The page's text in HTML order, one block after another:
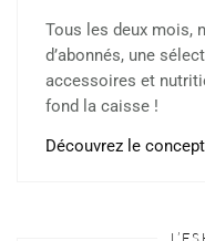
Tous les deux mois,
d’abonnés, une
accessoires et
fond la caisse !
Découvrez le concept